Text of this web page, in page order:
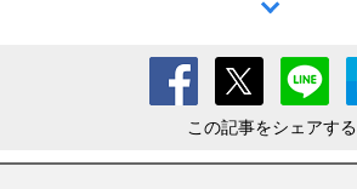
この記事をシェアする